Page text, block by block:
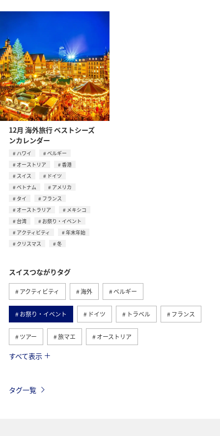
12月 海外旅行 ベストシーズ
ンカレンダー
ハワイ
ベルギー
オーストリア
香港
スイス
ドイツ
ベトナム
アメリカ
タイ
フランス
オーストラリア
メキシコ
台湾
お祭り・イベント
アクティビティ
年末年始
クリスマス
冬
スイスつながりタグ
アクティビティ 海外 ベルギー
お祭り・イベント ドイツ トラベル フランス
ツアー 旅マエ オーストリア
ハワイ
すべて表示
タグ一覧